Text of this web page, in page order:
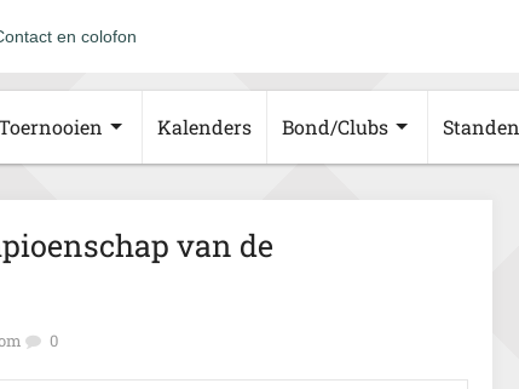
en colofon
Kalenders Bond/Clubs Standen
van de
0